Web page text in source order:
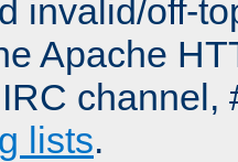
invalid/off-
Apache
channel,
lists.